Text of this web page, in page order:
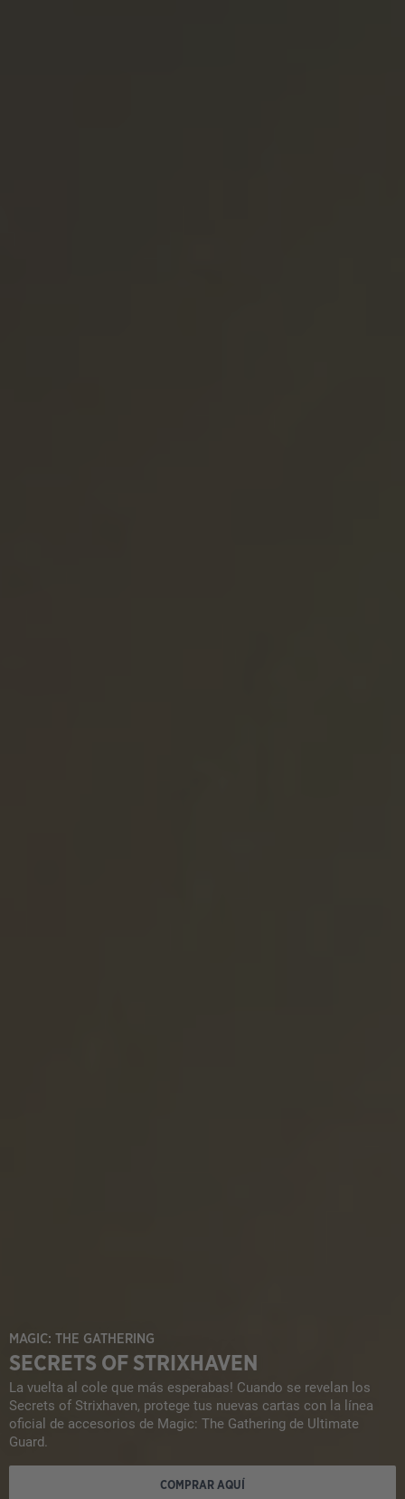
MAGIC: THE GATHERING
SECRETS OF STRIXHAVEN
La vuelta al cole que más esperabas! Cuando se revelan los
Secrets of Strixhaven, protege tus nuevas cartas con la línea
oficial de accesorios de Magic: The Gathering de Ultimate
Guard.
COMPRAR AQUÍ